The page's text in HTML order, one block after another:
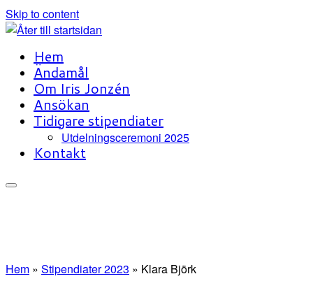
Skip to content
Hem
Ändamål
Om Iris Jonzén
Ansökan
Tidigare stipendiater
Utdelningsceremoni 2025
Kontakt
Hem » Stipendiater 2023 » Klara Björk